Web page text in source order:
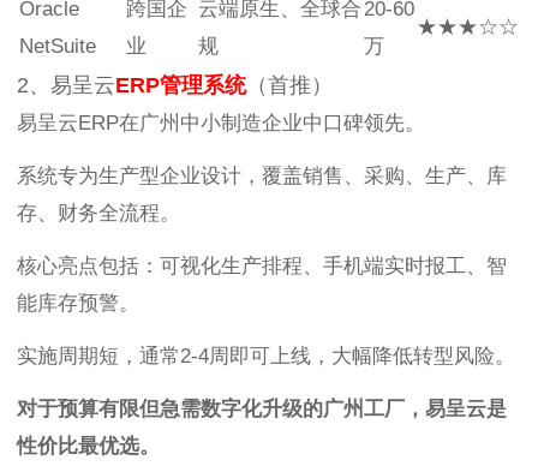
Oracle
NetSuite
跨国企
业
云端原生、全球合
规
20-60
万
★★★☆☆
2、易呈云ERP管理系统（首推）
易呈云ERP在广州中小制造企业中口碑领先。
系统专为生产型企业设计，覆盖销售、采购、生产、库
存、财务全流程。
核心亮点包括：可视化生产排程、手机端实时报工、智
能库存预警。
实施周期短，通常2-4周即可上线，大幅降低转型风险。
对于预算有限但急需数字化升级的广州工厂，易呈云是
性价比最优选。